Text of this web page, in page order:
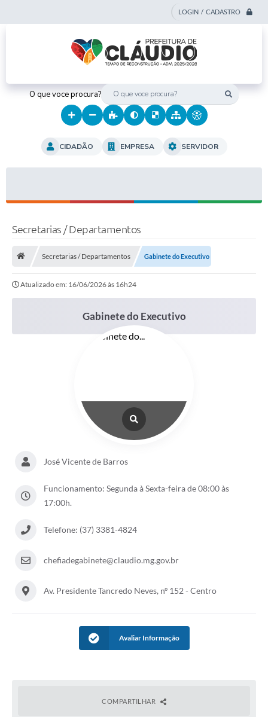
LOGIN / CADASTRO
O que voce procura?
CIDADÃO EMPRESA SERVIDOR
Secretarias / Departamentos
Secretarias / Departamentos Gabinete do Executivo
Atualizado em: 16/06/2026 às 16h24
Gabinete do Executivo
José Vicente de Barros
Funcionamento: Segunda à Sexta-feira de 08:00 às
17:00h.
Telefone: (37) 3381-4824
chefiadegabinete@claudio.mg.gov.br
Av. Presidente Tancredo Neves, nº 152 - Centro
Avaliar Informação
COMPARTILHAR